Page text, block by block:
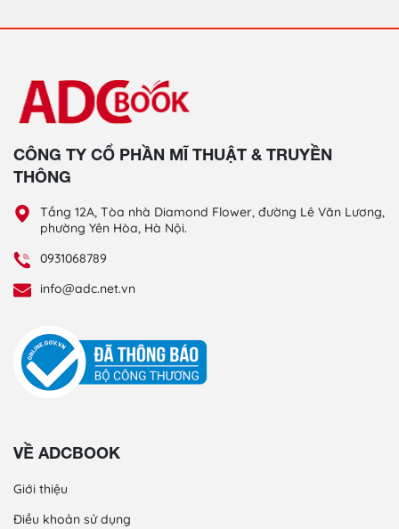
CÔNG TY CỔ PHẦN MĨ THUẬT & TRUYỀN
THÔNG
Tầng 12A, Tòa nhà Diamond Flower, đường Lê Văn Lương,
phường Yên Hòa, Hà Nội.
0931068789
info@adc.net.vn
VỀ ADCBOOK
Giới thiệu
Điều khoản sử dụng